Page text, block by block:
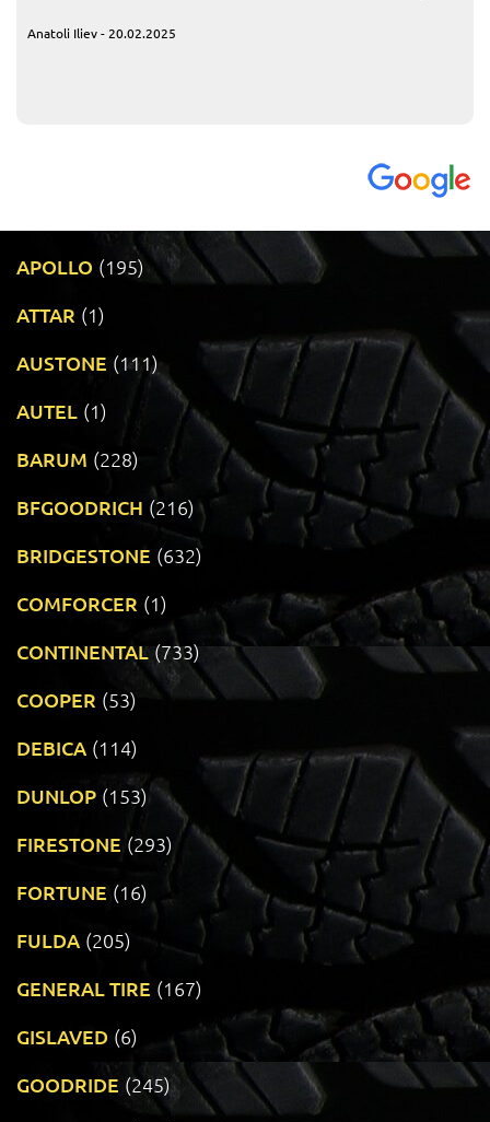
Anatoli Iliev - 20.02.2025
APOLLO (195)
ATTAR (1)
AUSTONE (111)
AUTEL (1)
BARUM (228)
BFGOODRICH (216)
BRIDGESTONE (632)
COMFORCER (1)
CONTINENTAL (733)
COOPER (53)
DEBICA (114)
DUNLOP (153)
FIRESTONE (293)
FORTUNE (16)
FULDA (205)
GENERAL TIRE (167)
GISLAVED (6)
GOODRIDE (245)